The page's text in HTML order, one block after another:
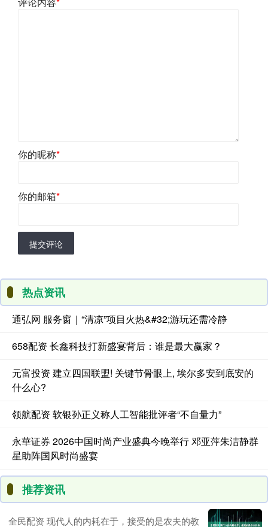
你的昵称*
你的邮箱*
提交评论
热点资讯
通弘网 服务窗｜“清凉”项目火热&#32;游玩还需冷静
658配资 长鑫科技打新盛宴背后：谁是最大赢家？
元富投资 建立四国联盟! 关键节骨眼上, 埃尔多安到底安的
什么心?
领航配资 软银孙正义称人工智能批评者“不自量力”
永華证券 2026中国时尚产业盛典今晚举行 邓亚萍朱洁静群
星助阵国风时尚盛宴
推荐资讯
全民配资 现代人的内耗在于，接受的是农夫的教